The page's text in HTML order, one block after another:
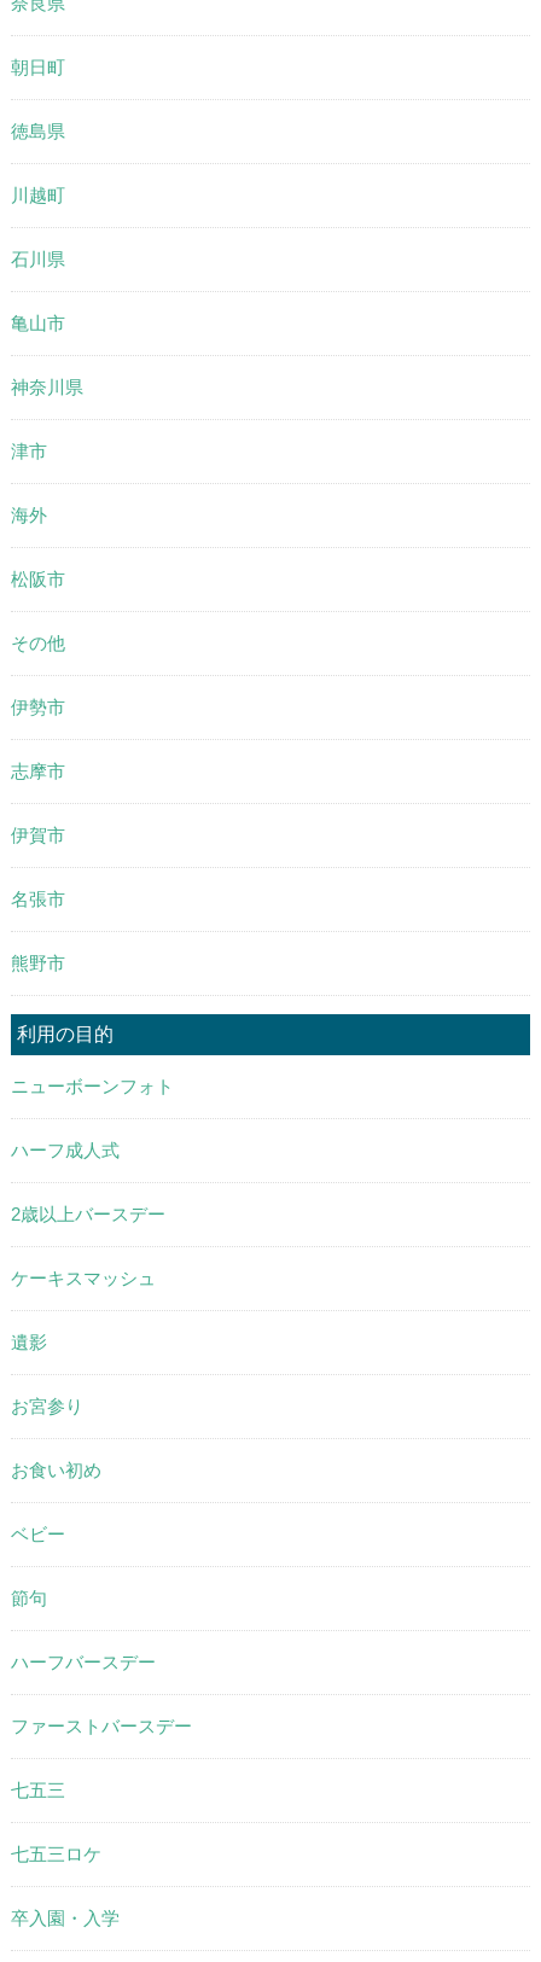
朝日町
徳島県
川越町
石川県
亀山市
神奈川県
津市
海外
松阪市
その他
伊勢市
志摩市
伊賀市
名張市
熊野市
利用の目的
ニューボーンフォト
ハーフ成人式
2歳以上バースデー
ケーキスマッシュ
遺影
お宮参り
お食い初め
ベビー
節句
ハーフバースデー
ファーストバースデー
七五三
七五三ロケ
卒入園・入学